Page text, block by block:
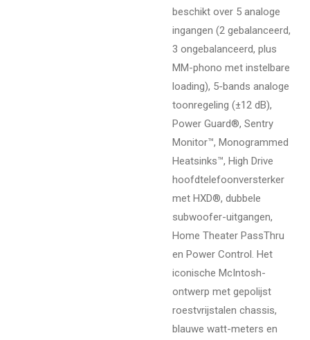
beschikt over 5 analoge
ingangen (2 gebalanceerd,
3 ongebalanceerd, plus
MM-phono met instelbare
loading), 5-bands analoge
toonregeling (±12 dB),
Power Guard®, Sentry
Monitor™, Monogrammed
Heatsinks™, High Drive
hoofdtelefoonversterker
met HXD®, dubbele
subwoofer-uitgangen,
Home Theater PassThru
en Power Control. Het
iconische McIntosh-
ontwerp met gepolijst
roestvrijstalen chassis,
blauwe watt-meters en